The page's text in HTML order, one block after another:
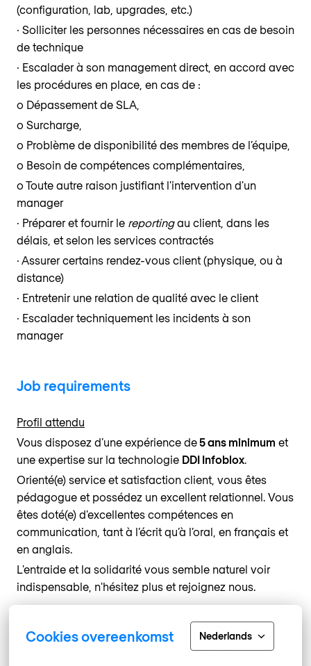
Cookies overeenkomst Nederlands
(configuration, lab, upgrades, etc.)
· Solliciter les personnes nécessaires en cas de besoin
de technique
· Escalader à son management direct, en accord avec
les procédures en place, en cas de :
o Dépassement de SLA,
o Surcharge,
o Problème de disponibilité des membres de l’équipe,
o Besoin de compétences complémentaires,
o Toute autre raison justifiant l'intervention d'un
manager
· Préparer et fournir le reportingau client, dans les
délais, et selon les services contractés
· Assurer certains rendez-vous client (physique, ou à
distance)
· Entretenir une relation de qualité avec le client
· Escalader techniquement les incidents à son
manager
Job requirements
Profil attendu
Vous disposez d’une expérience de5 ans minimum et
une expertise sur la technologie DDI Infoblox.
Orienté(e) service et satisfaction client, vous êtes
pédagogue et possédez un excellent relationnel. Vous
êtes doté(e) d'excellentes compétences en
communication, tant à l’écrit qu’à l’oral, en français et
en anglais.
L'entraide et la solidarité vous semble naturel voir
indispensable, n'hésitez plus et rejoignez nous.
Poste ouvert sur nos agences de Boulogne-
Billancourt, Lyon, Toulouse, Lille ou Rennes